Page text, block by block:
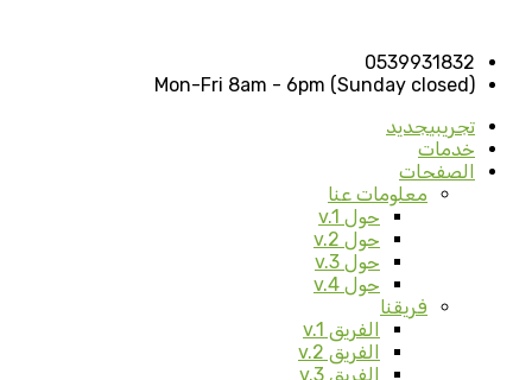
0539931832
Mon-Fri 8am - 6pm (Sunday closed)
تجريبيجديد
خدمات
الصفحات
معلومات عنا
حول v.1
حول v.2
حول v.3
حول v.4
فريقنا
الفريق v.1
الفريق v.2
الفريق v.3